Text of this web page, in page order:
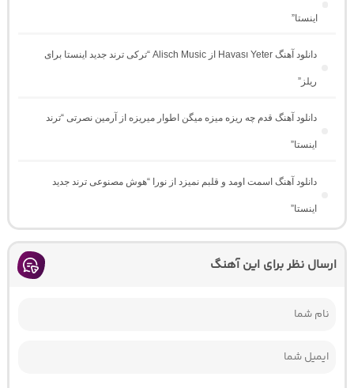
اینستا”
دانلود آهنگ Havası Yeter از Alisch Music “ترکی ترند جدید اینستا برای
ریلز”
دانلود آهنگ ﻗﺪم ﭼﻪ رﻳﺰه ﻣﻴﺰه ﻣﻴﮕﻦ اﻃﻮار ﻣﻴﺮﻳﺰه از آرمین نصرتی “ترند
اینستا”
دانلود آهنگ اسمت اومد و قلبم نمیزد از نورا “هوش مصنوعی ترند جدید
اینستا”
ارسال نظر برای این آهنگ